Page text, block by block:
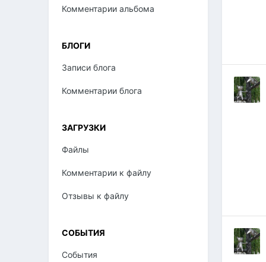
Комментарии альбома
БЛОГИ
Записи блога
Комментарии блога
ЗАГРУЗКИ
Файлы
Комментарии к файлу
Отзывы к файлу
СОБЫТИЯ
События